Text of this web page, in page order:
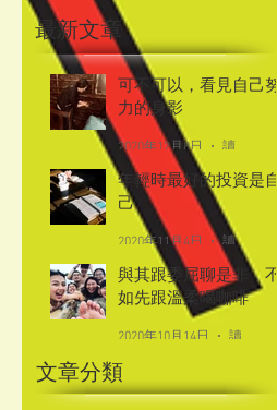
最新文章
可不可以，看見自己努
力的身影
2020年12月8日
年輕時最好的投資是自
己
2020年11月4日 讀畢需時 2 分鐘
與其跟委屈聊是非，不
如先跟溫柔喝咖啡
2020年10月14日
文章分類